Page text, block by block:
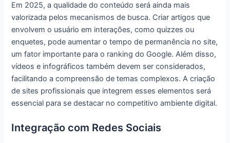
Em 2025, a qualidade do conteúdo será ainda mais
valorizada pelos mecanismos de busca. Criar artigos que
envolvem o usuário em interações, como quizzes ou
enquetes, pode aumentar o tempo de permanência no site,
um fator importante para o ranking do Google. Além disso,
vídeos e infográficos também devem ser considerados,
facilitando a compreensão de temas complexos. A criação
de sites profissionais que integrem esses elementos será
essencial para se destacar no competitivo ambiente digital.
Integração com Redes Sociais